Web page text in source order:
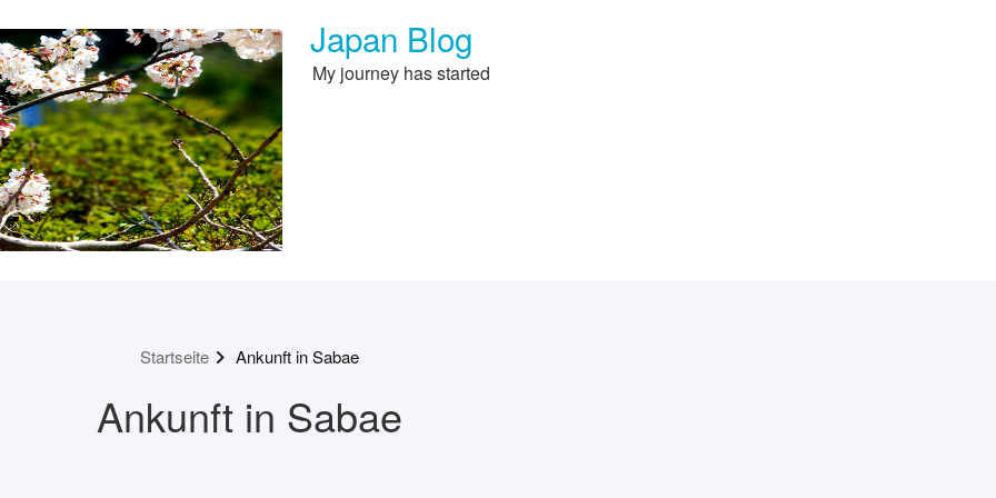
Japan Blog
My journey has started
Startseite Ankunft in Sabae
Ankunft in Sabae